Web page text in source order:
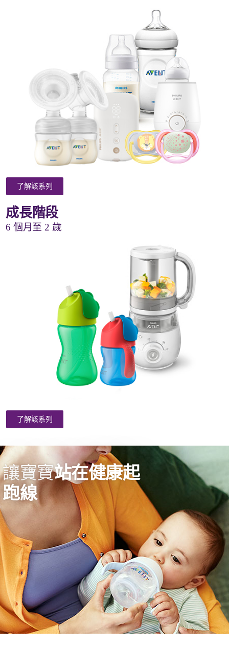
了解該系列
成長階段
6 個月至 2 歲
了解該系列
讓寶寶站在健康起
跑線